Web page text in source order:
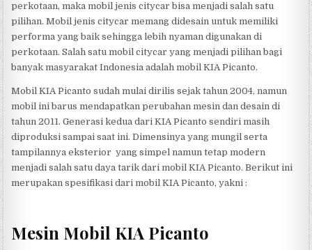
perkotaan, maka mobil jenis citycar bisa menjadi salah satu
pilihan. Mobil jenis citycar memang didesain untuk memiliki
performa yang baik sehingga lebih nyaman digunakan di
perkotaan. Salah satu mobil citycar yang menjadi pilihan bagi
banyak masyarakat Indonesia adalah mobil KIA Picanto.
Mobil KIA Picanto sudah mulai dirilis sejak tahun 2004, namun
mobil ini barus mendapatkan perubahan mesin dan desain di
tahun 2011. Generasi kedua dari KIA Picanto sendiri masih
diproduksi sampai saat ini. Dimensinya yang mungil serta
tampilannya eksterior yang simpel namun tetap modern
menjadi salah satu daya tarik dari mobil KIA Picanto. Berikut ini
merupakan spesifikasi dari mobil KIA Picanto, yakni :
Mesin Mobil KIA Picanto